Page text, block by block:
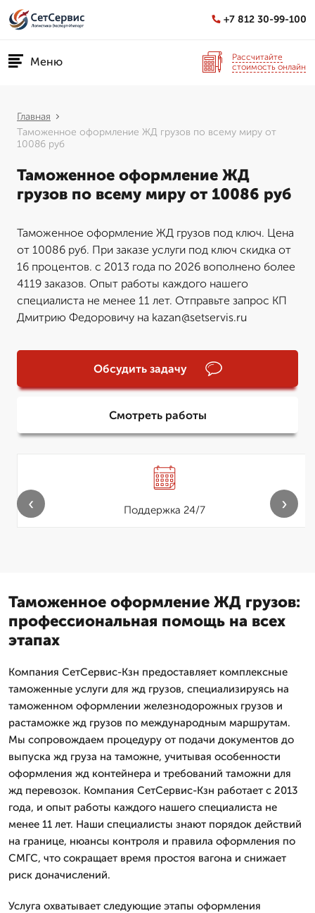
+7 812 30-99-100
Меню
Рассчитайте
стоимость онлайн
Главная
Таможенное оформление ЖД грузов по всему миру от
10086 руб
Таможенное оформление ЖД
грузов по всему миру от 10086 руб
Таможенное оформление ЖД грузов под ключ. Цена
от 10086 руб. При заказе услуги под ключ скидка от
16 процентов. с 2013 года по 2026 вополнено более
4119 заказов. Опыт работы каждого нашего
специалиста не менее 11 лет. Отправьте запрос КП
Дмитрию Федоровичу на kazan@setservis.ru
Обсудить задачу
Смотреть работы
Поддержка 24/7
‹ ›
Таможенное оформление ЖД грузов:
профессиональная помощь на всех
этапах
Компания СетСервис-Кзн предоставляет комплексные
таможенные услуги для жд грузов, специализируясь на
таможенном оформлении железнодорожных грузов и
растаможке жд грузов по международным маршрутам.
Мы сопровождаем процедуру от подачи документов до
выпуска жд груза на таможне, учитывая особенности
оформления жд контейнера и требований таможни для
жд перевозок. Компания СетСервис-Кзн работает с 2013
года, и опыт работы каждого нашего специалиста не
менее 11 лет. Наши специалисты знают порядок действий
на границе, нюансы контроля и правила оформления по
СМГС, что сокращает время простоя вагона и снижает
риск доначислений.
Услуга охватывает следующие этапы оформления